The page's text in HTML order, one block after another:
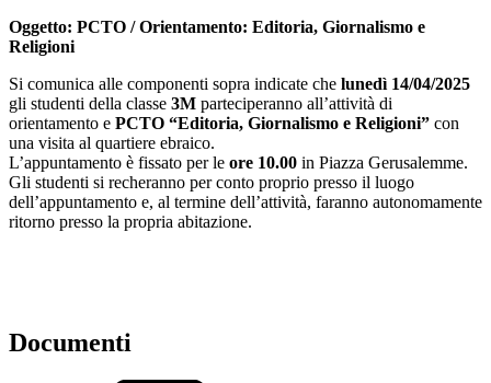
Oggetto: PCTO / Orientamento: Editoria, Giornalismo e
Religioni
Si comunica alle componenti sopra indicate che lunedì 14/04/2025
gli studenti della classe 3M parteciperanno all’attività di
orientamento e PCTO “Editoria, Giornalismo e Religioni” con
una visita al quartiere ebraico.
L’appuntamento è fissato per le ore 10.00 in Piazza Gerusalemme.
Gli studenti si recheranno per conto proprio presso il luogo
dell’appuntamento e, al termine dell’attività, faranno autonomamente
ritorno presso la propria abitazione.
Documenti